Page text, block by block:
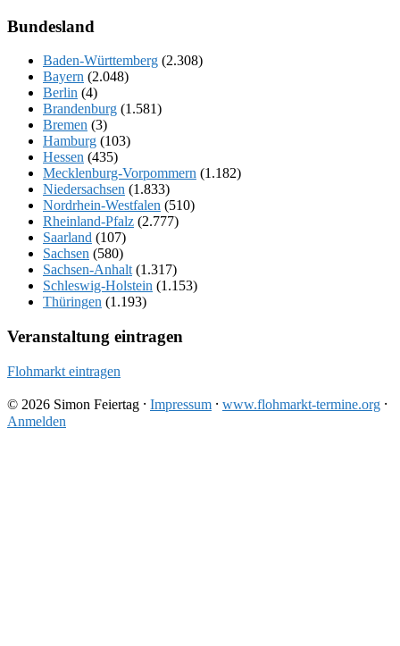
Bundesland
Baden-Württemberg (2.308)
Bayern (2.048)
Berlin (4)
Brandenburg (1.581)
Bremen (3)
Hamburg (103)
Hessen (435)
Mecklenburg-Vorpommern (1.182)
Niedersachsen (1.833)
Nordrhein-Westfalen (510)
Rheinland-Pfalz (2.777)
Saarland (107)
Sachsen (580)
Sachsen-Anhalt (1.317)
Schleswig-Holstein (1.153)
Thüringen (1.193)
Veranstaltung eintragen
Flohmarkt eintragen
© 2026 Simon Feiertag ⸱ Impressum ⸱ www.flohmarkt-termine.org ⸱
Anmelden